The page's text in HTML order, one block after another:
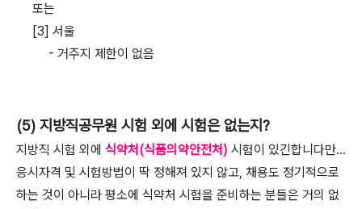
또는
[3] 서울
- 거주지 제한이 없음
(5) 지방직공무원 시험 외에 시험은 없는지?
지방직 시험 외에 식약처(식품의약안전처) 시험이 있긴합니다만...
응시자격 및 시험방법이 딱 정해져 있지 않고, 채용도 정기적으로
하는 것이 아니라 평소에 식약처 시험을 준비하는 분들은 거의 없